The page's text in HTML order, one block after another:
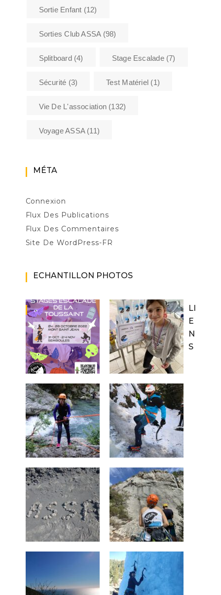
Sortie Enfant (12)
Sorties Club ASSA(98)
Splitboard(4) Stage Escalade(7)
Sécurité (3) Test Matériel (1)
Vie De L'association (132)
Voyage ASSA(11)
MÉTA
Connexion
Flux Des Publications
Flux Des Commentaires
Site De WordPress-FR
ECHANTILLON PHOTOS
LI
E
N
S